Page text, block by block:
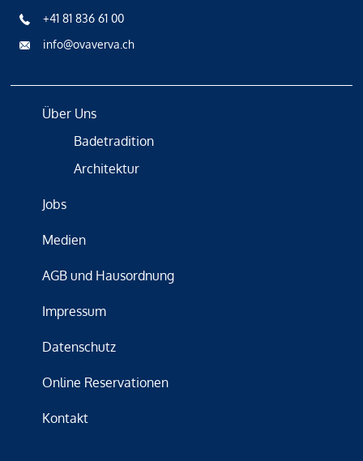
+41 81 836 61 00
info@ovaverva.ch
Über Uns
Badetradition
Architektur
Jobs
Medien
AGB und Hausordnung
Impressum
Datenschutz
Online Reservationen
Kontakt